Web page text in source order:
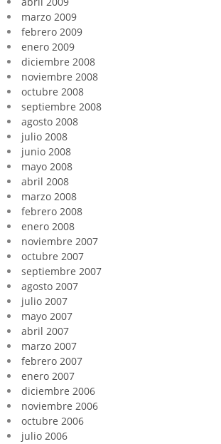
marzo 2009
febrero 2009
enero 2009
diciembre 2008
noviembre 2008
octubre 2008
septiembre 2008
agosto 2008
julio 2008
junio 2008
mayo 2008
abril 2008
marzo 2008
febrero 2008
enero 2008
noviembre 2007
octubre 2007
septiembre 2007
agosto 2007
julio 2007
mayo 2007
abril 2007
marzo 2007
febrero 2007
enero 2007
diciembre 2006
noviembre 2006
octubre 2006
julio 2006